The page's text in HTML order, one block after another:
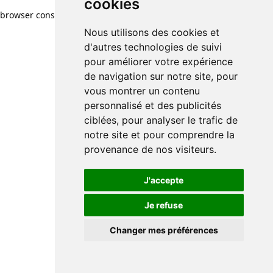
cookies
Nous utilisons des cookies et
d'autres technologies de suivi
pour améliorer votre expérience
de navigation sur notre site, pour
vous montrer un contenu
personnalisé et des publicités
ciblées, pour analyser le trafic de
notre site et pour comprendre la
provenance de nos visiteurs.
J'accepte
Je refuse
Changer mes préférences
browser console for more information)